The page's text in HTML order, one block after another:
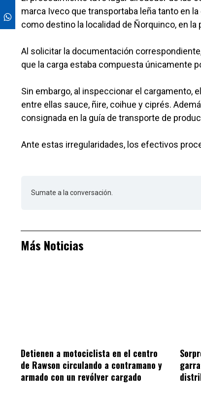
marca Iveco que transportaba leña tanto en
como destino la localidad de Ñorquinco, en la
Al solicitar la documentación
que la carga estaba compuesta únicamente
Sin embargo, al inspeccionar el
entre ellas sauce, ñire, coihue y ciprés.
consignada en la guía de transporte de
Ante estas irregularidades, los efectivos
Sumate a la conversación.
Más Noticias
Detienen a motociclista en el centro
de Rawson circulando a contramano y
armado con un revólver cargado